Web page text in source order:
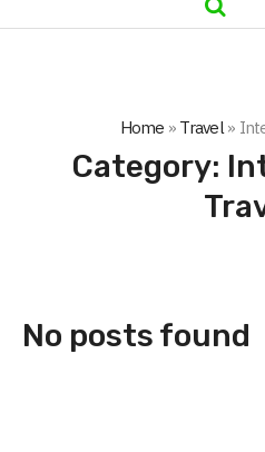
Home » Travel»
Category:
No posts found